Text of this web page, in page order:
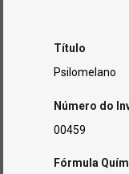
Título
Psilomelano
Número do
00459
Fórmula